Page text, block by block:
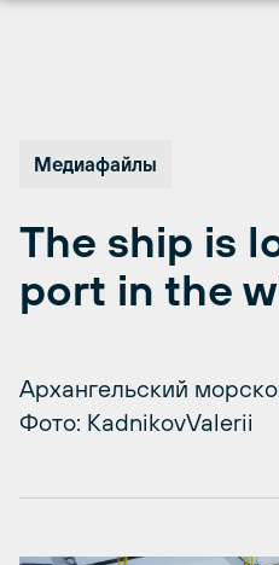
Медиафайлы
The ship is
port in the
Архангельский
Фото: KadnikovValerii